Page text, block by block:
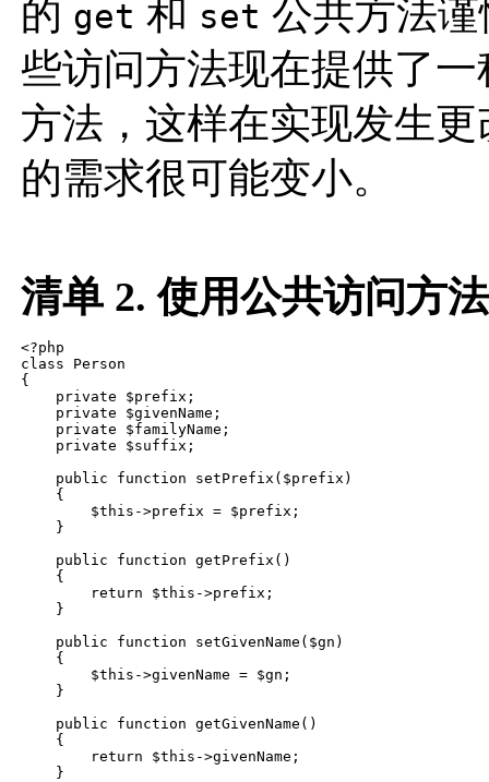
的 get 和 set 公共方法
些访问方法现在提供了
方法，这样在实现发生
的需求很可能变小。
清单 2. 使用公共访问方
<?php
class Person
{
    private $prefix;
    private $givenName;
    private $familyName;
    private $suffix;
    public function setPrefix($prefix)
    {
        $this->prefix = $prefix;
    }
    public function getPrefix()
    {
        return $this->prefix;
    }
    public function setGivenName($gn)
    {
        $this->givenName = $gn;
    }
    public function getGivenName()
    {
        return $this->givenName;
    }